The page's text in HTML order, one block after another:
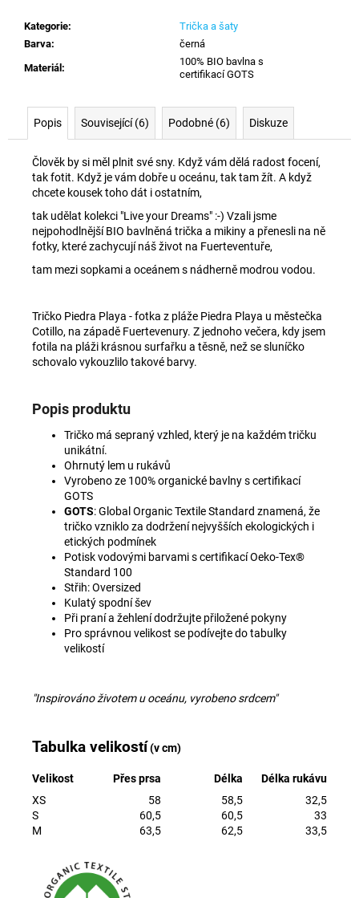
Kategorie:
Trička a šaty
Barva:
černá
Materiál:
100% BIO bavlna s
certifikací GOTS
Popis Související (6) Podobné (6) Diskuze
Člověk by si měl plnit své sny. Když vám dělá radost focení,
tak fotit. Když je vám dobře u oceánu, tak tam žít. A když
chcete kousek toho dát i ostatním,
tak udělat kolekci "Live your Dreams" :-) Vzali jsme
nejpohodlnější BIO bavlněná trička a mikiny a přenesli na ně
fotky, které zachycují náš život na Fuerteventuře,
tam mezi sopkami a oceánem s nádherně modrou vodou.
Tričko Piedra Playa - fotka z pláže Piedra Playa u městečka
Cotillo, na západě Fuertevenury. Z jednoho večera, kdy jsem
fotila na pláži krásnou surfařku a těsně, než se sluníčko
schovalo vykouzlilo takové barvy.
Popis produktu
Tričko má sepraný vzhled, který je na každém tričku
unikátní.
Ohrnutý lem u rukávů
Vyrobeno ze 100% organické bavlny s certifikací
GOTS
GOTS: Global Organic Textile Standard znamená, že
tričko vzniklo za dodržení nejvyšších ekologických i
etických podmínek
Potisk vodovými barvami s certifikacíOeko-Tex®
Standard 100
Střih: Oversized
Kulatý spodní šev
Při praní a žehlení dodržujte přiložené pokyny
Pro správnou velikost se podívejte do tabulky
velikostí
"Inspirováno životem u oceánu, vyrobeno srdcem"
Tabulka velikostí(v cm)
Velikost Přes prsa Délka
Délka rukávu
XS
58 58,5
32,5
S
60,5 60,5
33
M
63,5 62,5 33,5